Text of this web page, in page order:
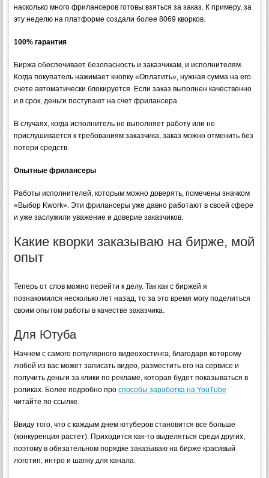
насколько много фрилансеров готовы взяться за заказ. К примеру, за
эту неделю на платформе создали более 8069 кворков.
100% гарантия
Биржа обеспечивает безопасность и заказчикам, и исполнителям.
Когда покупатель нажимает кнопку «Оплатить», нужная сумма на его
счете автоматически блокируется. Если заказ выполнен качественно
и в срок, деньги поступают на счет фрилансера.
В случаях, когда исполнитель не выполняет работу или не
прислушивается к требованиям заказчика, заказ можно отменить без
потери средств.
Опытные фрилансеры
Работы исполнителей, которым можно доверять, помечены значком
«Выбор Kwork». Эти фрилансеры уже давно работают в своей сфере
и уже заслужили уважение и доверие заказчиков.
Какие кворки заказываю на бирже, мой
опыт
Теперь от слов можно перейти к делу. Так как с биржей я
познакомился несколько лет назад, то за это время могу поделиться
своим опытом работы в качестве заказчика.
Для Ютуба
Начнем с самого популярного видеохостинга, благодаря которому
любой из вас может записать видео, разместить его на сервисе и
получить деньги за клики по рекламе, которая будет показываться в
роликах. Более подробно про способы заработка на YouTube
читайте по ссылке.
Ввиду того, что с каждым днем ютуберов становится все больше
(конкуренция растет). Приходится как-то выделяться среди других,
поэтому в обязательном порядке заказываю на бирже красивый
логотип, интро и шапку для канала.